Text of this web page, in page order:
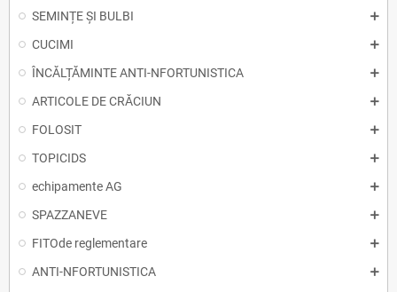
SEMINȚE ȘI BULBI
CUCIMI
ÎNCĂLȚĂMINTE ANTI-NFORTUNISTICA
ARTICOLE DE CRĂCIUN
FOLOSIT
TOPICIDS
echipamente AG
SPAZZANEVE
FITOde reglementare
ANTI-NFORTUNISTICA